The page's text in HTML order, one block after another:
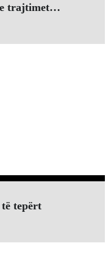
trajtimet…
tepërt